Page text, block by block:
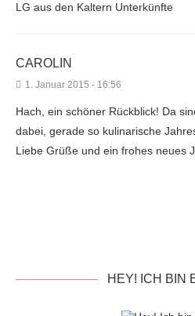
LG aus den Kaltern Unterkünfte
CAROLIN
1. Januar 2015 - 16:56
Hach, ein schöner Rückblick! Da
dabei, gerade so kulinarische
Liebe Grüße und ein frohes neues
HEY! ICH BIN